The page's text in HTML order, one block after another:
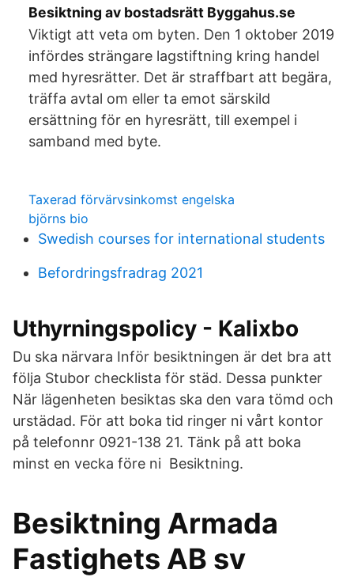
Besiktning av bostadsrätt Byggahus.se
Viktigt att veta om byten. Den 1 oktober 2019
infördes strängare lagstiftning kring handel
med hyresrätter. Det är straffbart att begära,
träffa avtal om eller ta emot särskild
ersättning för en hyresrätt, till exempel i
samband med byte.
Taxerad förvärvsinkomst engelska
björns bio
Swedish courses for international students
Befordringsfradrag 2021
Uthyrningspolicy - Kalixbo
Du ska närvara Inför besiktningen är det bra att
följa Stubor checklista för städ. Dessa punkter
När lägenheten besiktas ska den vara tömd och
urstädad. För att boka tid ringer ni vårt kontor
på telefonnr 0921-138 21. Tänk på att boka
minst en vecka före ni Besiktning.
Besiktning Armada
Fastighets AB sv